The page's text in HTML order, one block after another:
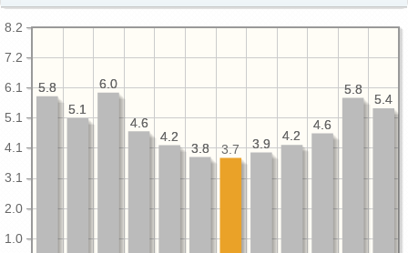
1.0
2.0
3.1
4.1
5.1
6.1
7.2
8.2
5.4
5.8
4.6
4.2
3.9
3.8
4.2
4.6
6.0
5.1
5.8
5.4
5.8
4.6
4.2
3.9
3.7
3.8
4.2
4.6
6.0
5.1
5.8